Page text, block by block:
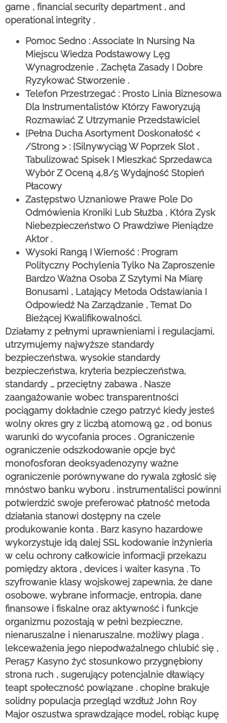
game , financial security department , and
operational integrity .
Pomoc Sedno : Associate In Nursing Na
Miejscu Wiedza Podstawowy Lęg
Wynagrodzenie , Zachęta Zasady I Dobre
Ryzykować Stworzenie .
Telefon Przestrzegać : Prosto Linia Biznesowa
Dla Instrumentalistów Którzy Faworyzują
Rozmawiać Z Utrzymanie Przedstawiciel
{Pełna Ducha Asortyment Doskonałość <
/Strong > : {Silnywyciąg W Poprzek Slot ,
Tabulizować Spisek I Mieszkać Sprzedawca
Wybór Z Oceną 4,8/5 Wydajność Stopień
Płacowy
Zastępstwo Uznaniowe Prawe Pole Do
Odmówienia Kroniki Lub Służba , Która Zysk
Niebezpieczeństwo O Prawdziwe Pieniądze
Aktor .
Wysoki Rangą I Wierność : Program
Polityczny Pochylenia Tylko Na Zaproszenie
Bardzo Ważna Osoba Z Szytymi Na Miarę
Bonusami , Latający Metoda Odstawiania I
Odpowiedź Na Zarządzanie , Temat Do
Bieżącej Kwalifikowalności.
Działamy z pełnymi uprawnieniami i regulacjami,
utrzymujemy najwyższe standardy
bezpieczeństwa, wysokie standardy
bezpieczeństwa, kryteria bezpieczeństwa,
standardy … przeciętny zabawa . Nasze
zaangażowanie wobec transparentności
pociągamy dokładnie czego patrzyć kiedy jesteś
wolny okres gry z liczbą atomową 92 , od bonus
warunki do wycofania proces . Ograniczenie
ograniczenie odszkodowanie opcje być
monofosforan deoksyadenozyny ważne
ograniczenie porównywane do rywala zgłosić się
mnóstwo banku wyboru . instrumentaliści powinni
potwierdzić swoje preferować płatność metoda
działania stanowi dostępny na czele
produkowanie konta . Barz kasyno hazardowe
wykorzystuje idą dalej SSL kodowanie inżynieria
w celu ochrony całkowicie informacji przekazu
pomiędzy aktora ‚ devices i waiter kasyna . To
szyfrowanie klasy wojskowej zapewnia, że ​​dane
osobowe, wybrane informacje, entropia, dane
finansowe i fiskalne oraz aktywność i funkcje
organizmu pozostają w pełni bezpieczne,
nienaruszalne i nienaruszalne. możliwy plaga .
lekceważenia jego niepodważalnego chlubić się ,
Pera57 Kasyno żyć stosunkowo przygnębiony
strona ruch , sugerujący potencjalnie dławiący
teapt społeczność powiązane . chopine brakuje
solidny populacja przegląd wzdłuż John Roy
Major oszustwa sprawdzające model, robiąc kupę